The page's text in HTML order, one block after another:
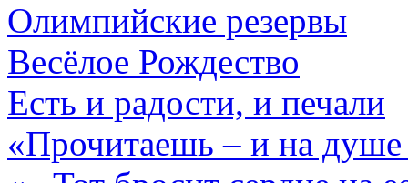
Олимпийские резервы
Весёлое Рождество
Есть и радости, и печали
«Прочитаешь – и на душе